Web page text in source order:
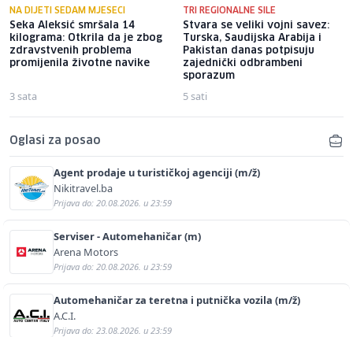
NA DIJETI SEDAM MJESECI
Seka Aleksić smršala 14
kilograma: Otkrila da je zbog
zdravstvenih problema
promijenila životne navike
3 sata
TRI REGIONALNE SILE
Stvara se veliki vojni savez:
Turska, Saudijska Arabija i
Pakistan danas potpisuju
zajednički odbrambeni
sporazum
5 sati
Oglasi za posao
Agent prodaje u turističkoj agenciji (m/ž)
Nikitravel.ba
Prijava do: 20.08.2026. u 23:59
Serviser - Automehaničar (m)
Arena Motors
Prijava do: 20.08.2026. u 23:59
Automehaničar za teretna i putnička vozila (m/ž)
A.C.I.
Prijava do: 23.08.2026. u 23:59